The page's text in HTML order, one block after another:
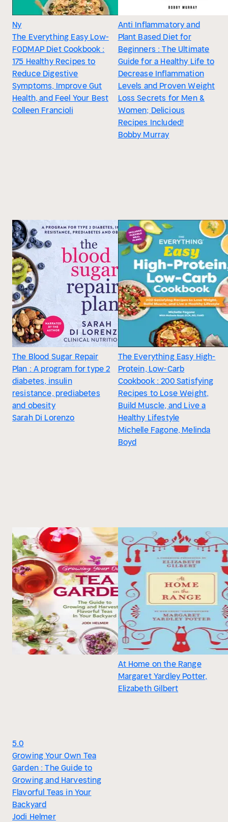
Ny
The Everything Easy Low-
FODMAP Diet Cookbook :
175 Healthy Recipes to
Reduce Digestive
Symptoms, Improve Gut
Health, and Feel Your Best
Colleen Francioli
Anti Inflammatory and
Plant Based Diet for
Beginners : The Ultimate
Guide for a Healthy Life to
Decrease Inflammation
Levels and Proven Weight
Loss Secrets for Men &
Women; Delicious
Recipes Included!
Bobby Murray
The Blood Sugar Repair
Plan : A program for type 2
diabetes, insulin
resistance, prediabetes
and obesity
Sarah Di Lorenzo
The Everything Easy High-
Protein, Low-Carb
Cookbook : 200 Satisfying
Recipes to Lose Weight,
Build Muscle, and Live a
Healthy Lifestyle
Michelle Fagone, Melinda
Boyd
5.0
Growing Your Own Tea
Garden : The Guide to
Growing and Harvesting
Flavorful Teas in Your
Backyard
Jodi Helmer
At Home on the Range
Margaret Yardley Potter,
Elizabeth Gilbert